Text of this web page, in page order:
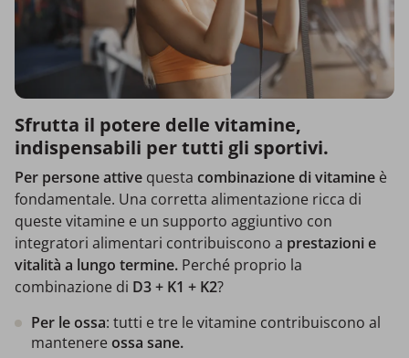
Sfrutta il potere delle vitamine,
indispensabili per tutti gli sportivi.
Per persone attive questa combinazione di vitamine è
fondamentale. Una corretta alimentazione ricca di
queste vitamine e un supporto aggiuntivo con
integratori alimentari contribuiscono a prestazioni e
vitalità a lungo termine. Perché proprio la
combinazione di D3 + K1 + K2?
Per le ossa: tutti e tre le vitamine contribuiscono al
mantenere ossa sane.